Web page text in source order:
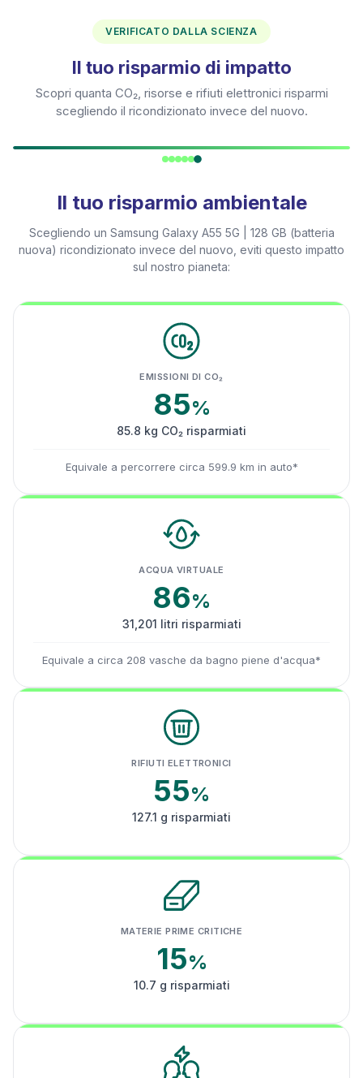
VERIFICATO DALLA SCIENZA
Il tuo risparmio di impatto
Scopri quanta CO₂, risorse e rifiuti elettronici risparmi
scegliendo il ricondizionato invece del nuovo.
Il tuo risparmio ambientale
Scegliendo un Samsung Galaxy A55 5G | 128 GB (batteria
nuova) ricondizionato invece del nuovo, eviti questo impatto
sul nostro pianeta:
EMISSIONI DI CO₂
85%
85.8 kg CO₂ risparmiati
Equivale a percorrere circa 599.9 km in auto*
ACQUA VIRTUALE
86%
31,201 litri risparmiati
Equivale a circa 208 vasche da bagno piene d'acqua*
RIFIUTI ELETTRONICI
55%
127.1 g risparmiati
MATERIE PRIME CRITICHE
15%
10.7 g risparmiati